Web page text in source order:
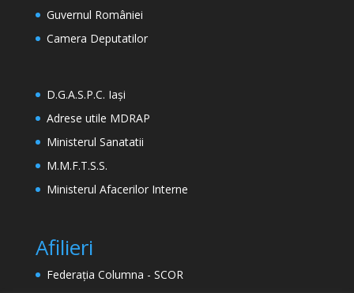
Guvernul României
Camera Deputatilor
D.G.A.S.P.C. Iași
Adrese utile MDRAP
Ministerul Sanatatii
M.M.F.T.S.S.
Ministerul Afacerilor Interne
Afilieri
Federația Columna - SCOR